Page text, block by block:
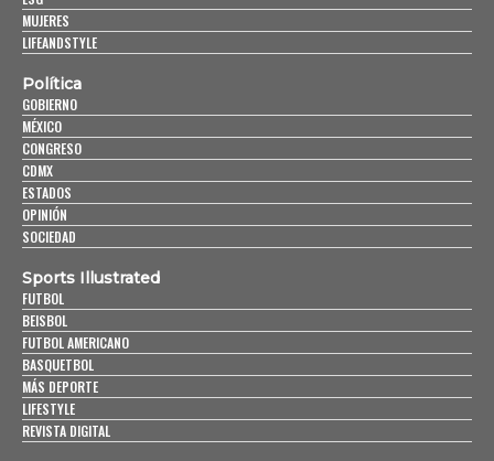
MUJERES
LIFEANDSTYLE
Política
GOBIERNO
MÉXICO
CONGRESO
CDMX
ESTADOS
OPINIÓN
SOCIEDAD
Sports Illustrated
FUTBOL
BEISBOL
FUTBOL AMERICANO
BASQUETBOL
MÁS DEPORTE
LIFESTYLE
REVISTA DIGITAL